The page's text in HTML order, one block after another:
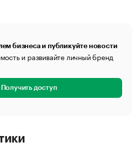
бизнеса и публикуйте новости
и развивайте личный бренд
Получить доступ